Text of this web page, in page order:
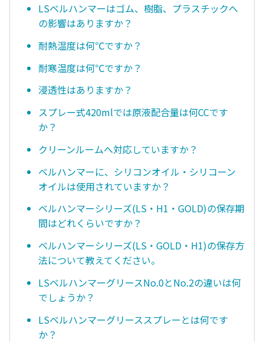
LSベルハンマーはゴム、樹脂、プラスチックへ
の影響はありますか？
耐熱温度は何℃ですか？
耐寒温度は何℃ですか？
浸透性はありますか？
スプレー式420mlでは原液配合量は何CCです
か？
クリーンルームへ対応していますか？
ベルハンマーに、シリコンオイル・シリコーン
オイルは使用されていますか？
ベルハンマーシリーズ(LS・H1・GOLD)の保存期
間はどれくらいですか？
ベルハンマーシリーズ(LS・GOLD・H1)の保存方
法について教えてください。
LSベルハンマーグリースNo.0とNo.2の違いは何
でしょうか？
LSベルハンマーグリーススプレーとは何です
か？